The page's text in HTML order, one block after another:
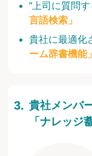
“上司に質問
言語検索」
貴社に最適化
ーム辞書機能」
貴社メンバ
「ナレッジ